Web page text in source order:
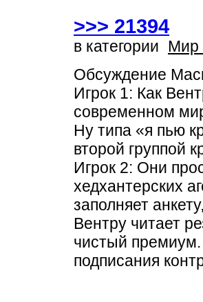
>>> 21394
в категории Мир
Обсуждение
Игрок 1: Как
современном
Ну типа «я пью
второй группой
Игрок 2: Они
хедхантерских
заполняет
Вентру читает
чистый
подписания